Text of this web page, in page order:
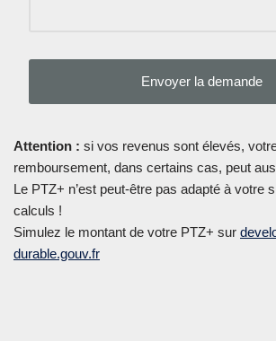
Attention : si vos revenus sont élevés,
remboursement, dans certains cas, peut
Le PTZ+ n’est peut-être pas adapté à votre
calculs !
Simulez le montant de votre PTZ+ sur
durable.gouv.fr